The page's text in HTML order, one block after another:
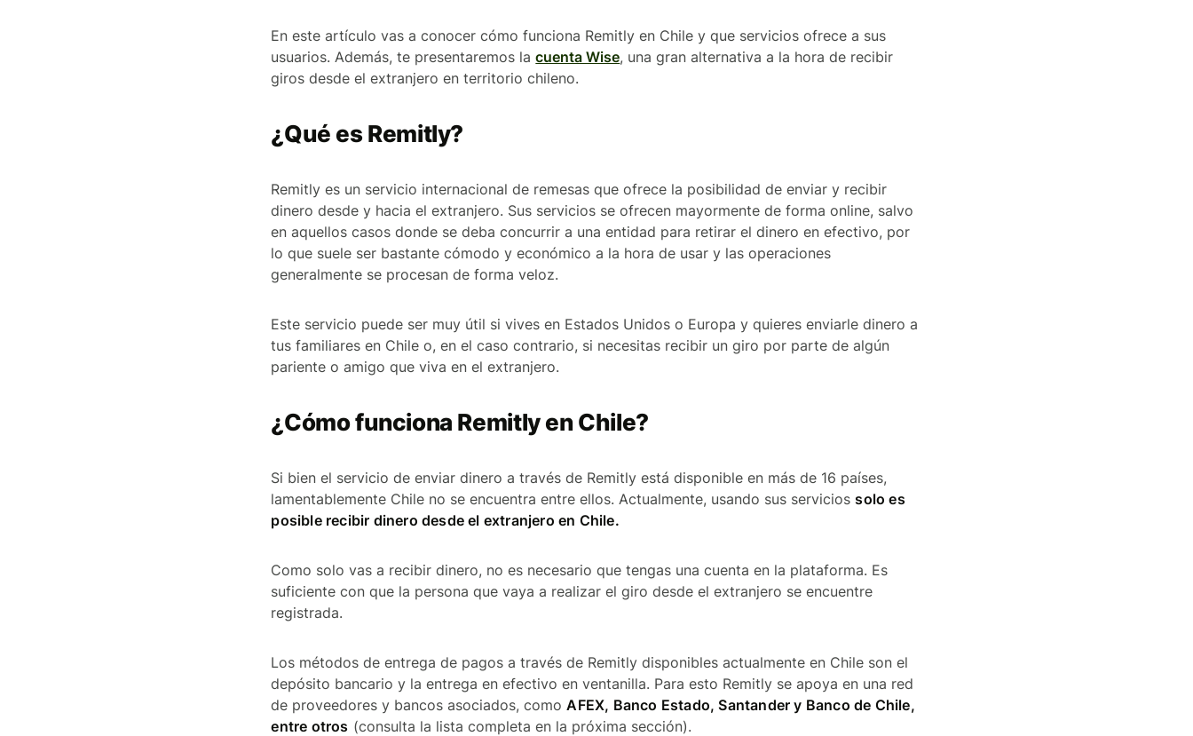
En este artículo vas a conocer cómo funciona Remitly en Chile y que servicios ofrece a sus
usuarios. Además, te presentaremos lacuenta Wise, una gran alternativa a la hora de recibir
giros desde el extranjero en territorio chileno.
¿Qué es Remitly?
Remitly es un servicio internacional de remesas que ofrece la posibilidad de enviar y recibir
dinero desde y hacia el extranjero. Sus servicios se ofrecen mayormente de forma online, salvo
en aquellos casos donde se deba concurrir a una entidad para retirar el dinero en efectivo, por
lo que suele ser bastante cómodo y económico a la hora de usar y las operaciones
generalmente se procesan de forma veloz.
Este servicio puede ser muy útil si vives en Estados Unidos o Europa y quieres enviarle dinero a
tus familiares en Chile o, en el caso contrario, si necesitas recibir un giro por parte de algún
pariente o amigo que viva en el extranjero.
¿Cómo funciona Remitly en Chile?
Si bien el servicio de enviar dinero a través de Remitly está disponible en más de 16 países,
lamentablemente Chile no se encuentra entre ellos. Actualmente, usando sus serviciossolo es
posible recibir dinero desde el extranjero en Chile.
Como solo vas a recibir dinero, no es necesario que tengas una cuenta en la plataforma. Es
suficiente con que la persona que vaya a realizar el giro desde el extranjero se encuentre
registrada.
Los métodos de entrega de pagos a través de Remitly disponibles actualmente en Chile son el
depósito bancario y la entrega en efectivo en ventanilla. Para esto Remitly se apoya en una red
de proveedores y bancos asociados, comoAFEX, Banco Estado, Santander y Banco de Chile,
entre otros (consulta la lista completa en la próxima sección).